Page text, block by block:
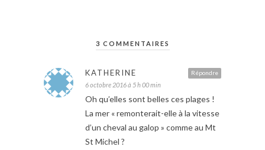
3 COMMENTAIRES
Répondre
KATHERINE
6 octobre 2016 à 5 h 00 min
Oh qu’elles sont belles ces plages !
La mer « remonterait-elle à la vitesse
d’un cheval au galop » comme au Mt
St Michel ?